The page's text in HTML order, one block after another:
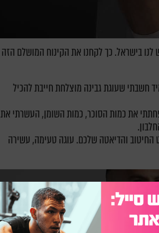
לנו בישראל. כך לקחנו את הקינוח המושלם הזה
חשבתי שעוגת גבינה מוצלחת חייבת להכיל
את כמות הסוכר, כמות השומן, העשרתי את
החיטוב והדיאטה שלכם. עוגה טעימה, עשירה